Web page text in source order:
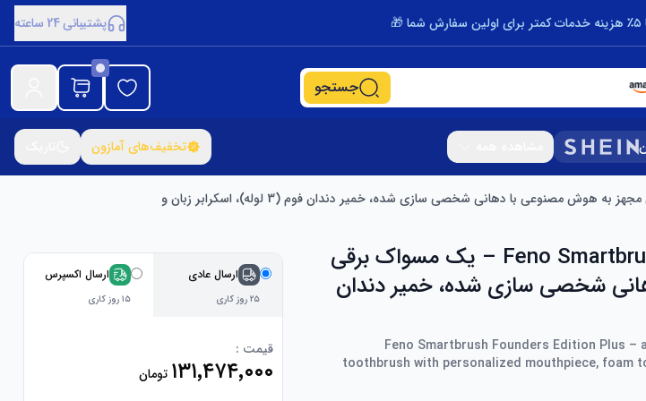
پشتیبانی 24 ساعته
جستجو
تخفیف‌های آمازون
Feno Smartbrush Founders Edition Plus – یک مسواک برقی
شخصی سازی شده، خمیر دندان
Feno Smartbrush Founders Edition Plus
toothbrush with personalized mouthpiece, foam
ارسال عادی
۲۵ روز کاری
ارسال اکسپرس
۱۵ روز کاری
قیمت :
۱۳۱٬۴۷۴٬۰۰۰ تومان